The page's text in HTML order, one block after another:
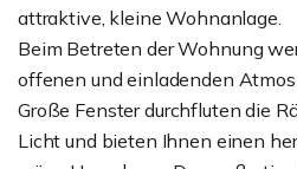
attraktive, kleine Wohnanlage.
Beim Betreten der Wohnung
offenen und einladenden
Große Fenster durchfluten die
Licht und bieten Ihnen einen